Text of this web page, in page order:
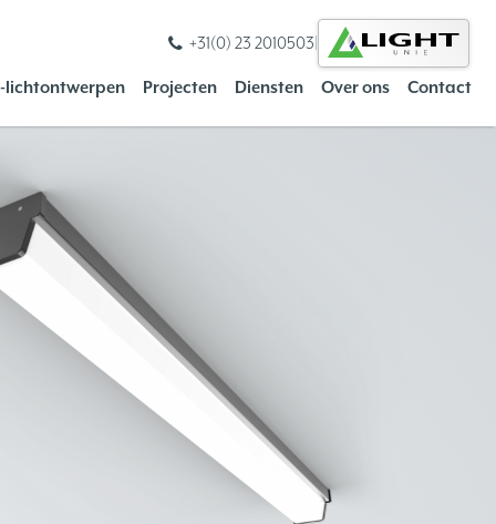
+31(0) 23 2010503
lichtontwerpen Projecten Diensten Over ons Contact